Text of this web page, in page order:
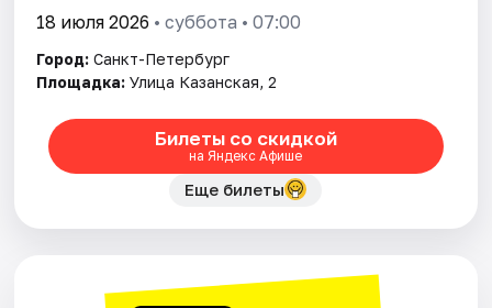
18 июля 2026 • суббота • 07:00
Город: Санкт-Петербург
Площадка: Улица Казанская, 2
Билеты со скидкой
на Яндекс Афише
Еще билеты